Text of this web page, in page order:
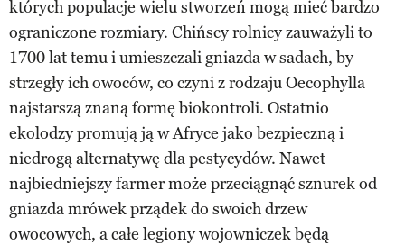
których populacje wielu stworzeń mogą mieć bardzo
ograniczone rozmiary. Chińscy rolnicy zauważyli to
1700 lat temu i umieszczali gniazda w sadach, by
strzegły ich owoców, co czyni z rodzaju Oecophylla
najstarszą znaną formę biokontroli. Ostatnio
ekolodzy promują ją w Afryce jako bezpieczną i
niedrogą alternatywę dla pestycydów. Nawet
najbiedniejszy farmer może przeciągnąć sznurek od
gniazda mrówek prządek do swoich drzew
owocowych, a całe legiony wojowniczek będą